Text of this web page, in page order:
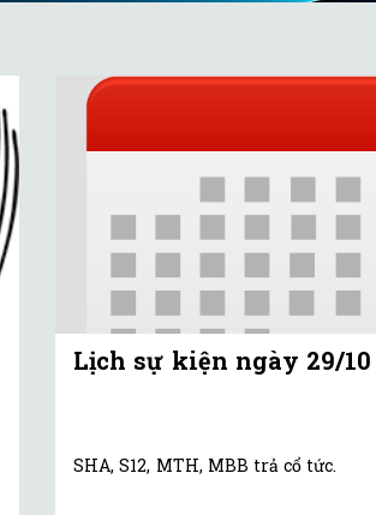
Lịch sự kiện ngày 29/10
SHA, S12, MTH, MBB trả cổ tức.